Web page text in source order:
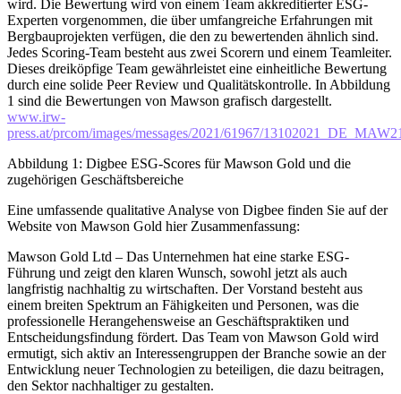
wird. Die Bewertung wird von einem Team akkreditierter ESG-
Experten vorgenommen, die über umfangreiche Erfahrungen mit
Bergbauprojekten verfügen, die den zu bewertenden ähnlich sind.
Jedes Scoring-Team besteht aus zwei Scorern und einem Teamleiter.
Dieses dreiköpfige Team gewährleistet eine einheitliche Bewertung
durch eine solide Peer Review und Qualitätskontrolle. In Abbildung
1 sind die Bewertungen von Mawson grafisch dargestellt.
www.irw-
press.at/prcom/images/messages/2021/61967/
Abbildung 1: Digbee ESG-Scores für Mawson Gold und die
zugehörigen Geschäftsbereiche
Eine umfassende qualitative Analyse von Digbee finden Sie auf der
Website von Mawson Gold hier Zusammenfassung:
Mawson Gold Ltd – Das Unternehmen hat eine starke ESG-
Führung und zeigt den klaren Wunsch, sowohl jetzt als auch
langfristig nachhaltig zu wirtschaften. Der Vorstand besteht aus
einem breiten Spektrum an Fähigkeiten und Personen, was die
professionelle Herangehensweise an Geschäftspraktiken und
Entscheidungsfindung fördert. Das Team von Mawson Gold wird
ermutigt, sich aktiv an Interessengruppen der Branche sowie an der
Entwicklung neuer Technologien zu beteiligen, die dazu beitragen,
den Sektor nachhaltiger zu gestalten.